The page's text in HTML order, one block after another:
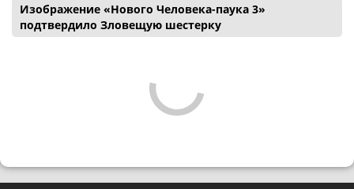
Изображение «Нового Человека-паука 3»
подтвердило Зловещую шестерку